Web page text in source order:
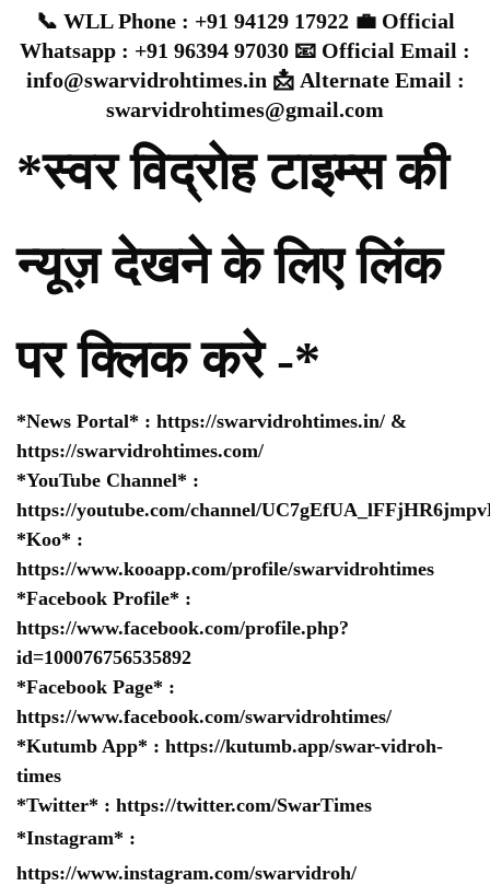
📞 WLL Phone : +91 94129 17922 💼 Official
Whatsapp : +91 96394 97030 📧 Official Email :
info@swarvidrohtimes.in 📩 Alternate Email :
swarvidrohtimes@gmail.com
*स्वर विद्रोह टाइम्स की
न्यूज़ देखने के लिए लिंक
पर क्लिक करे -*
*News Portal* : https://swarvidrohtimes.in/ &
https://swarvidrohtimes.com/
*YouTube Channel* :
https://youtube.com/channel/
*Koo* :
https://www.kooapp.com/profile/swarvidrohtimes
*Facebook Profile* :
https://www.facebook.com/profile.php?
id=100076756535892
*Facebook Page* :
https://www.facebook.com/swarvidrohtimes/
*Kutumb App* : https://kutumb.app/swar-vidroh-
times
*Twitter* : https://twitter.com/SwarTimes
*Instagram* :
https://www.instagram.com/swarvidroh/